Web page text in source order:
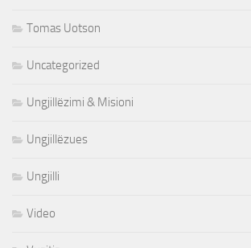
Tomas Uotson
Uncategorized
Ungjillëzimi & Misioni
Ungjillëzues
Ungjilli
Video